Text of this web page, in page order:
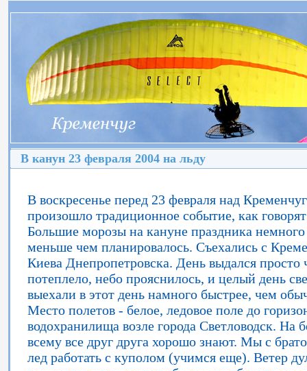
В канун 23 февраля 2004 на льду
В воскресенье перед 23 февраля над
произошло традиционное событие, как
Большие морозы на кануне праздника немного
меньше чем планировалось. Съехались с
Киева Днепропетровска. День выдался просто
потеплело, небо прояснилось, и целый день
выехали в этот день намного быстрее, чем
Место полетов - белое, ледовое поле до
водохранилища возле города Светловодск. На
всему все друг друга хорошо знают. Мы с
лед работать с куполом (учимся еще). Ветер